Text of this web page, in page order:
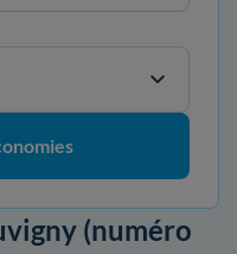
(numéro